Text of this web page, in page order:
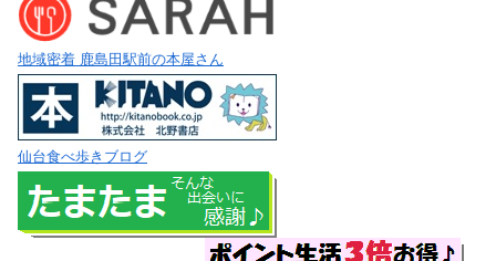
地域密着 鹿島田駅前の本屋さん
仙台食べ歩きブログ